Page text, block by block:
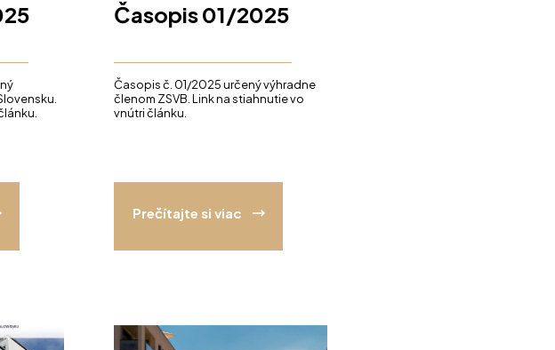
Časopis 01/2025
Časopis č. 01/2025 určený výhradne
členom ZSVB. Link na stiahnutie vo
vnútri článku.
Prečítajte si viac